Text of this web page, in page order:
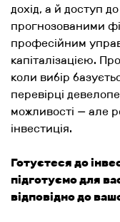
дохід, а й доступ
прогнозованими
професійним
капіталізацією.
коли вибір
перевірці
можливості — але
інвестиція.
Готуєтеся до
підготуємо для
відповідно до